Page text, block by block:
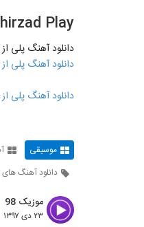
Play
دانلود آهنگ پلی
دانلود آهنگ پلی از
دانلود آهنگ پلی از
موسیقی
دانلود آهنگ
موزیک 98
۲۳ دی ۱۳۹۷